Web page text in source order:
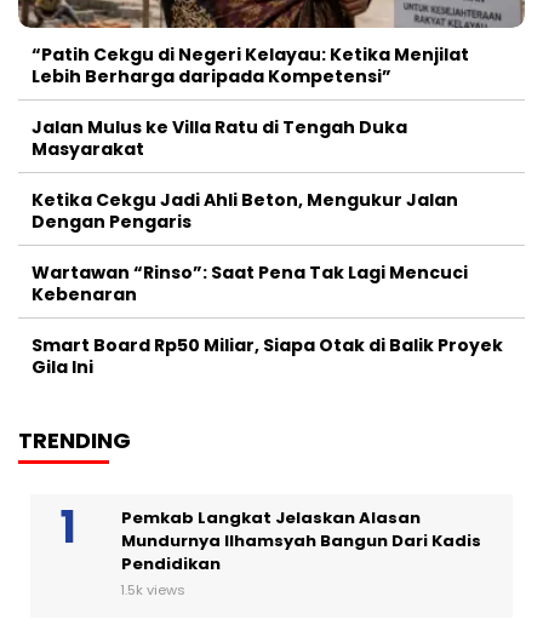
“Patih Cekgu di Negeri Kelayau: Ketika Menjilat
Lebih Berharga daripada Kompetensi”
Jalan Mulus ke Villa Ratu di Tengah Duka
Masyarakat
Ketika Cekgu Jadi Ahli Beton, Mengukur Jalan
Dengan Pengaris
Wartawan “Rinso”: Saat Pena Tak Lagi Mencuci
Kebenaran
Smart Board Rp50 Miliar, Siapa Otak di Balik Proyek
Gila Ini
TRENDING
Pemkab Langkat Jelaskan Alasan
Mundurnya Ilhamsyah Bangun Dari Kadis
Pendidikan
1.5k views